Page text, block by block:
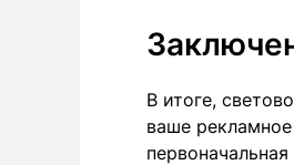
В итоге,
ваше